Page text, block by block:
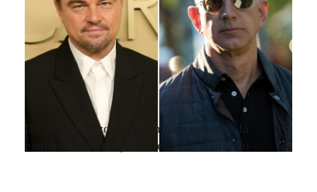
DiCaprio y Bezos se unen para salvar de la
extinción a 100 especies en todo el mundo